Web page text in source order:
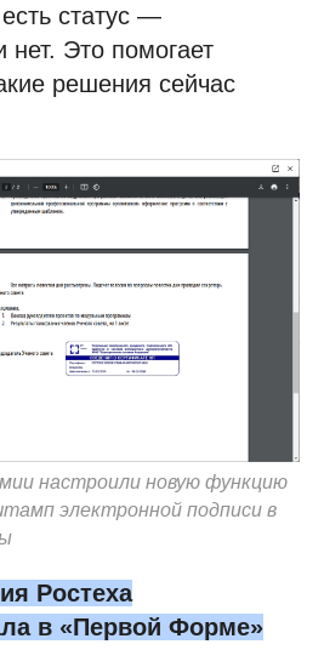
статус —
Это помогает
решения сейчас
настроили новую функцию
электронной подписи в
Ростеха
в «Первой Форме»